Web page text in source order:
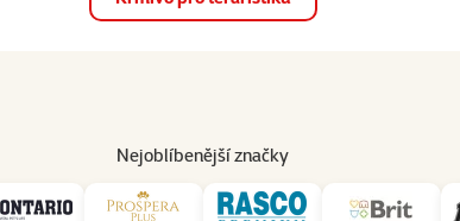
Nejoblíbenější značky
Prodejny Služby